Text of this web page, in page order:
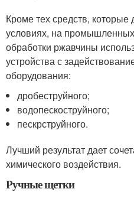
Кроме тех средств,
условиях, на
обработки ржавчины
устройства с
оборудования:
дробеструйного;
водопескоструйного;
пескрструйного.
Лучший результат дает
химического воздействия.
Ручные щетки